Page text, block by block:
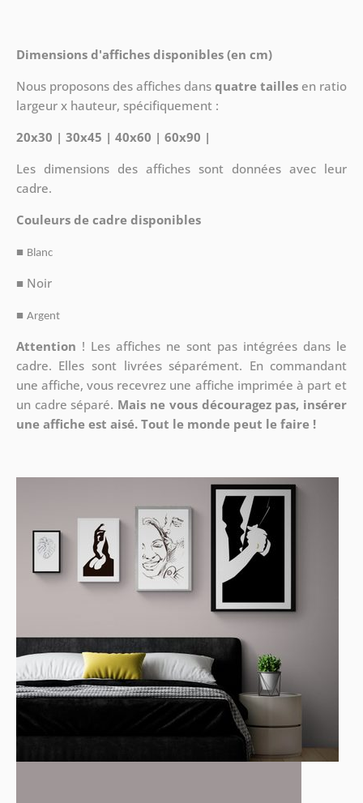
Dimensions d'affiches disponibles (en cm)
Nous proposons des affiches dansquatre tailles en ratio
largeur x hauteur, spécifiquement :
20x30 | 30x45 | 40x60 | 60x90 |
Les dimensions des affiches sont données avec leur
cadre.
Couleurs de cadre disponibles
■ Blanc
■ Noir
■ Argent
Attention ! Les affiches ne sont pas intégrées dans le
cadre. Elles sont livrées séparément. En commandant
une affiche, vous recevrez une affiche imprimée à part et
un cadre séparé. Mais ne vous découragez pas, insérer
une affiche est aisé. Tout le monde peut le faire !